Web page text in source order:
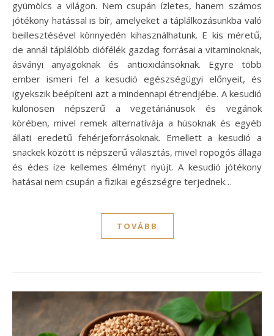
gyümölcs a világon. Nem csupán ízletes, hanem számos
jótékony hatással is bír, amelyeket a táplálkozásunkba való
beillesztésével könnyedén kihasználhatunk. E kis méretű,
de annál táplálóbb diófélék gazdag forrásai a vitaminoknak,
ásványi anyagoknak és antioxidánsoknak. Egyre több
ember ismeri fel a kesudió egészségügyi előnyeit, és
igyekszik beépíteni azt a mindennapi étrendjébe. A kesudió
különösen népszerű a vegetáriánusok és vegánok
körében, mivel remek alternatívája a húsoknak és egyéb
állati eredetű fehérjeforrásoknak. Emellett a kesudió a
snackek között is népszerű választás, mivel ropogós állaga
és édes íze kellemes élményt nyújt. A kesudió jótékony
hatásai nem csupán a fizikai egészségre terjednek…
TOVÁBB